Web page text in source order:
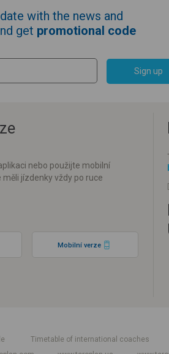
with the news and
get promotional code
Sign up
nebo použijte mobilní
jízdenky vždy po ruce
Mobilní verze
Timetable of international coaches